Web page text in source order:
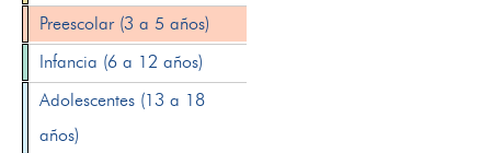
Preescolar (3 a 5 años)
Infancia (6 a 12 años)
Adolescentes (13 a 18
años)